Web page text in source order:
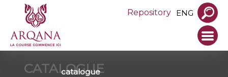
Repository ENG
CATALOGUE
catalogue